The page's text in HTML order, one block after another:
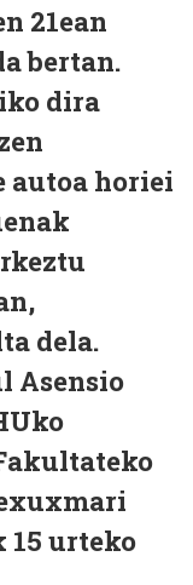
21ean
bertan.
dira
autoa horiei
dela.
Asensio
15 urteko